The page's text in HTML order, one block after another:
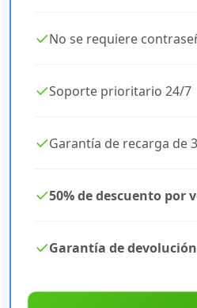
✓No se requiere
✓Soporte prioritario 24/7
✓Garantía de recarga de
✓50% de descuento por
✓Garantía de